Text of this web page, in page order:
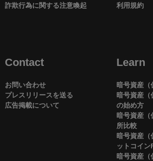
詐欺行為に関する注意喚起
利用規約
Contact
お問い合わせ
プレスリリースを送る
広告掲載について
Learn
暗号資産（
暗号資産
の始め方
暗号資産（
所比較
暗号資産
ットコイン
暗号資産（